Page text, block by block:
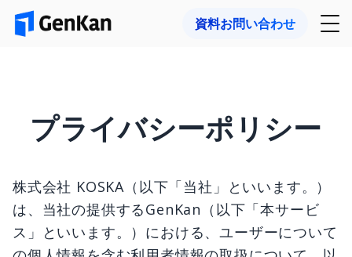
資料お問い合わせ
プライバシーポリシー
株式会社 KOSKA（以下「当社」といいます。）
は、当社の提供するGenKan（以下「本サービ
ス」といいます。）における、ユーザーについて